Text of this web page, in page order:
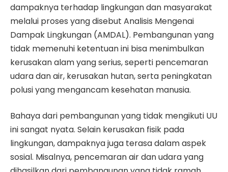
dampaknya terhadap lingkungan dan masyarakat
melalui proses yang disebut Analisis Mengenai
Dampak Lingkungan (AMDAL). Pembangunan yang
tidak memenuhi ketentuan ini bisa menimbulkan
kerusakan alam yang serius, seperti pencemaran
udara dan air, kerusakan hutan, serta peningkatan
polusi yang mengancam kesehatan manusia.
Bahaya dari pembangunan yang tidak mengikuti UU
ini sangat nyata. Selain kerusakan fisik pada
lingkungan, dampaknya juga terasa dalam aspek
sosial. Misalnya, pencemaran air dan udara yang